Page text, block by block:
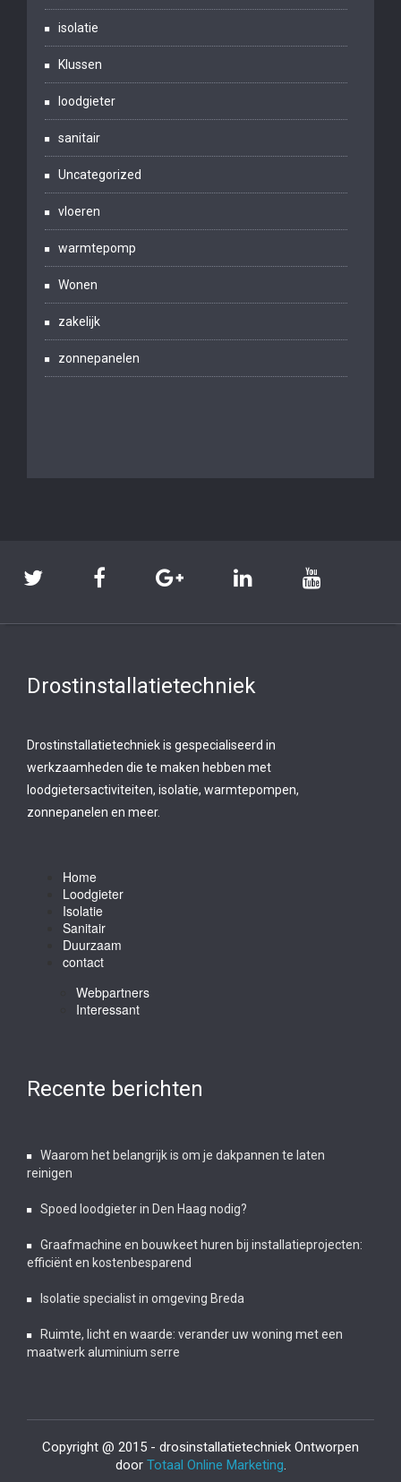
isolatie
Klussen
loodgieter
sanitair
Uncategorized
vloeren
warmtepomp
Wonen
zakelijk
zonnepanelen
Drostinstallatietechniek
Drostinstallatietechniek is gespecialiseerd in
werkzaamheden die te maken hebben met
loodgietersactiviteiten, isolatie, warmtepompen,
zonnepanelen en meer.
Home
Loodgieter
Isolatie
Sanitair
Duurzaam
contact
Webpartners
Interessant
Recente berichten
Waarom het belangrijk is om je dakpannen te laten
reinigen
Spoed loodgieter in Den Haag nodig?
Graafmachine en bouwkeet huren bij installatieprojecten:
efficiënt en kostenbesparend
Isolatie specialist in omgeving Breda
Ruimte, licht en waarde: verander uw woning met een
maatwerk aluminium serre
Copyright @ 2015 - drosinstallatietechniek Ontworpen
door Totaal Online Marketing.